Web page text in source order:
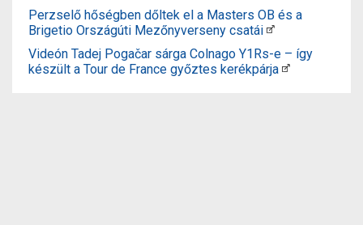
Perzselő hőségben dőltek el a Masters OB és a
Brigetio Országúti Mezőnyverseny csatái
Videón Tadej Pogačar sárga Colnago Y1Rs-e – így
készült a Tour de France győztes kerékpárja